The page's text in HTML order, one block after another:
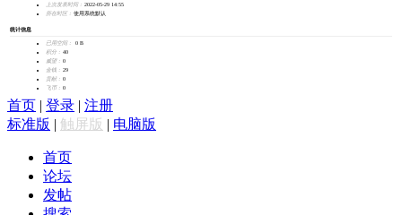
上次发表时间： 2022-05-29 14:55
所在时区： 使用系统默认
统计信息
已用空间：
0 B
积分： 40
威望： 0
金钱： 29
贡献： 0
飞币： 0
首页 | 登录 | 注册
标准版 | 触屏版 | 电脑版
首页
论坛
发帖